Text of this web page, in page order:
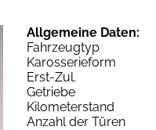
Allgemeine Daten:
Fahrzeugtyp
Karosserieform
Erst-Zul.
Getriebe
Kilometerstand
Anzahl der Türen